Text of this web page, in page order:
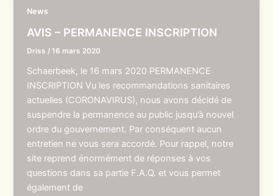
News
AVIS – PERMANENCE INSCRIPTION
Driss /16 mars 2020
Schaerbeek, le 16 mars 2020 PERMANENCE
INSCRIPTION Vu les recommandations sanitaires
actuelles (CORONAVIRUS), nous avons décidé de
suspendre la permanence au public jusqu’à nouvel
ordre du gouvernement. Par conséquent aucun
entretien ne vous sera accordé. Pour rappel, notre
site reprend énormément de réponses à vos
questions dans sa partie F.A.Q. et vous permet
également de